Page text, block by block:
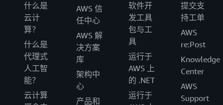
什么是
云计
算？
什么是
代理式
人工智
能？
云计算
AWS 信
任中心
AWS 解
决方案
库
架构中
心
产品和
软件开
发工具
包与工
具
运行于
AWS 上
的 .NET
运行于
提交支
持工单
AWS
re:Post
Knowledge
Center
AWS
Support